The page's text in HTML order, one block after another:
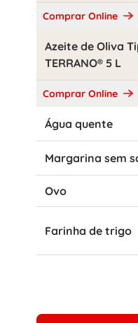
Comprar Online
Azeite de Oliva
TERRANO® 5 L
Comprar Online
Água quente
Margarina sem
Ovo
Farinha de trigo